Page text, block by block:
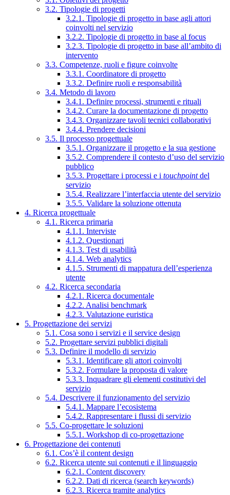
3.2. Tipologie di progetti
3.2.1. Tipologie di progetto in base agli attori
coinvolti nel servizio
3.2.2. Tipologie di progetto in base al focus
3.2.3. Tipologie di progetto in base all’ambito di
intervento
3.3. Competenze, ruoli e figure coinvolte
3.3.1. Coordinatore di progetto
3.3.2. Definire ruoli e responsabilità
3.4. Metodo di lavoro
3.4.1. Definire processi, strumenti e rituali
3.4.2. Curare la documentazione di progetto
3.4.3. Organizzare tavoli tecnici collaborativi
3.4.4. Prendere decisioni
3.5. Il processo progettuale
3.5.1. Organizzare il progetto e la sua gestione
3.5.2. Comprendere il contesto d’uso del servizio
pubblico
3.5.3. Progettare i processi e i touchpointdel
servizio
3.5.4. Realizzare l’interfaccia utente del servizio
3.5.5. Validare la soluzione ottenuta
4. Ricerca progettuale
4.1. Ricerca primaria
4.1.1. Interviste
4.1.2. Questionari
4.1.3. Test di usabilità
4.1.4. Web analytics
4.1.5. Strumenti di mappatura dell’esperienza
utente
4.2. Ricerca secondaria
4.2.1. Ricerca documentale
4.2.2. Analisi benchmark
4.2.3. Valutazione euristica
5. Progettazione dei servizi
5.1. Cosa sono i servizi e il service design
5.2. Progettare servizi pubblici digitali
5.3. Definire il modello di servizio
5.3.1. Identificare gli attori coinvolti
5.3.2. Formulare la proposta di valore
5.3.3. Inquadrare gli elementi costitutivi del
servizio
5.4. Descrivere il funzionamento del servizio
5.4.1. Mappare l’ecosistema
5.4.2. Rappresentare i flussi di servizio
5.5. Co-progettare le soluzioni
5.5.1. Workshop di co-progettazione
6. Progettazione dei contenuti
6.1. Cos’è il content design
6.2. Ricerca utente sui contenuti e il linguaggio
6.2.1. Content discovery
6.2.2. Dati di ricerca (search keywords)
6.2.3. Ricerca tramite analytics